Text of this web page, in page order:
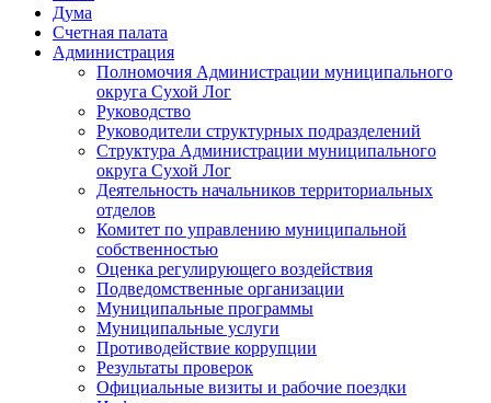
Дума
Счетная палата
Администрация
Полномочия Администрации муниципального
округа Сухой Лог
Руководство
Руководители структурных подразделений
Структура Администрации муниципального
округа Сухой Лог
Деятельность начальников территориальных
отделов
Комитет по управлению муниципальной
собственностью
Оценка регулирующего воздействия
Подведомственные организации
Муниципальные программы
Муниципальные услуги
Противодействие коррупции
Результаты проверок
Официальные визиты и рабочие поездки